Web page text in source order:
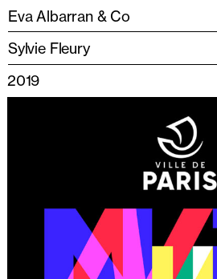
Eva Albarran & Co
Sylvie Fleury
2019